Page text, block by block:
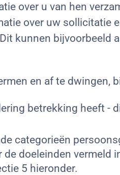
over u van hen
over uw sollicitatie
kunnen bijvoorbeeld
en af te dwingen,
betrekking heeft -
categorieën
doeleinden vermeld
5 hieronder.